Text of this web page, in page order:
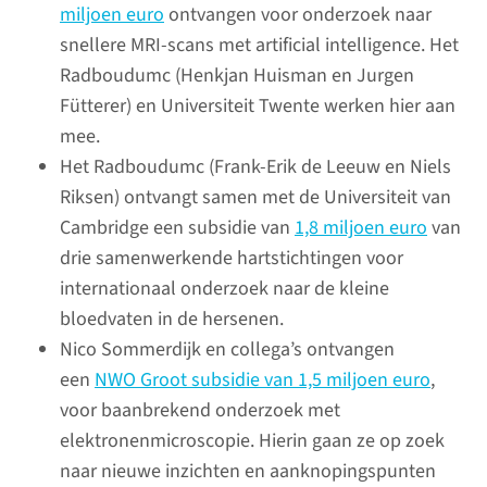
miljoen euroontvangen voor onderzoek naar
snellere MRI-scans met artificial intelligence. Het
Radboudumc (Henkjan Huisman en Jurgen
Fütterer) en Universiteit Twente werken hier aan
mee.
Het Radboudumc (Frank-Erik de Leeuw en Niels
Riksen) ontvangt samen met de Universiteit van
Cambridge een subsidie van 1,8 miljoen eurovan
drie samenwerkende hartstichtingen voor
internationaal onderzoek naar de kleine
bloedvaten in de hersenen.
Nico Sommerdijk en collega’s ontvangen
een NWO Groot subsidie van 1,5 miljoen euro,
voor baanbrekend onderzoek met
elektronenmicroscopie. Hierin gaan ze op zoek
naar nieuwe inzichten en aanknopingspunten
‘Laten we kritisch naar
ons vlieggedrag kijken!’
In 2021 tikte de temperatuur in
van de VS de 48 graden aan. We
kunnen er niet omheen, het
gaat wereldwijd niet goed met
ons klimaat. Er moet iets
veranderen. In september deed
hoogleraar Teun Bousema een
oproep aan wetenschappers:
‘Wij kunnen het voorbeeld
geven, door kritischer naar ons
vlieggedrag te kijken.’